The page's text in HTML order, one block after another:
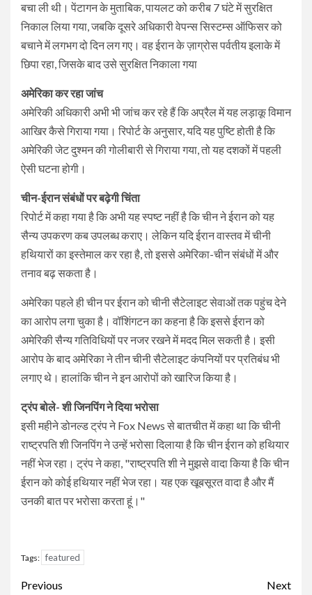
बचा ली थी। पेंटागन के मुताबिक, पायलट को करीब 7 घंटे में सुरक्षित
निकाल लिया गया, जबकि दूसरे अधिकारी वेपन्स सिस्टम्स ऑफिसर को
बचाने में लगभग दो दिन लग गए। वह ईरान के ज़ाग्रोस पर्वतीय इलाके में
छिपा रहा, जिसके बाद उसे सुरक्षित निकाला गया
अमेरिका कर रहा जांच
अमेरिकी अधिकारी अभी भी जांच कर रहे हैं कि अप्रैल में यह लड़ाकू विमान
आखिर कैसे गिराया गया। रिपोर्ट के अनुसार, यदि यह पुष्टि होती है कि
अमेरिकी जेट दुश्मन की गोलीबारी से गिराया गया, तो यह दशकों में पहली
ऐसी घटना होगी।
चीन-ईरान संबंधों पर बढ़ेगी चिंता
रिपोर्ट में कहा गया है कि अभी यह स्पष्ट नहीं है कि चीन ने ईरान को यह
सैन्य उपकरण कब उपलब्ध कराए। लेकिन यदि ईरान वास्तव में चीनी
हथियारों का इस्तेमाल कर रहा है, तो इससे अमेरिका-चीन संबंधों में और
तनाव बढ़ सकता है।
अमेरिका पहले ही चीन पर ईरान को चीनी सैटेलाइट सेवाओं तक पहुंच देने
का आरोप लगा चुका है। वॉशिंगटन का कहना है कि इससे ईरान को
अमेरिकी सैन्य गतिविधियों पर नजर रखने में मदद मिल सकती है। इसी
आरोप के बाद अमेरिका ने तीन चीनी सैटेलाइट कंपनियों पर प्रतिबंध भी
लगाए थे। हालांकि चीन ने इन आरोपों को खारिज किया है।
ट्रंप बोले- शी जिनपिंग ने दिया भरोसा
इसी महीने डोनल्ड ट्रंप ने Fox News से बातचीत में कहा था कि चीनी
राष्ट्रपति शी जिनपिंग ने उन्हें भरोसा दिलाया है कि चीन ईरान को हथियार
नहीं भेज रहा। ट्रंप ने कहा, "राष्ट्रपति शी ने मुझसे वादा किया है कि चीन
ईरान को कोई हथियार नहीं भेज रहा। यह एक खूबसूरत वादा है और मैं
उनकी बात पर भरोसा करता हूं।"
Tags: featured
Continue
Previous Next